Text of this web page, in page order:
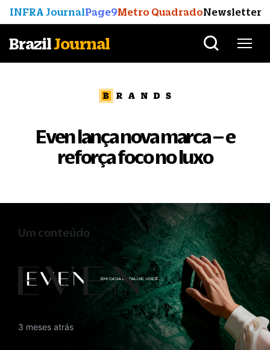
INFRA JournalPage9Metro QuadradoNewsletter
BrazilJournal
Even lança nova marca – e
reforça foco no luxo
Um conteúdo
3 meses atrás